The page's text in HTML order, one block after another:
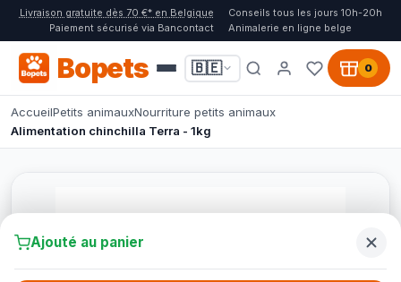
Livraison gratuite dès 70 €* en Belgique
Conseils tous les jours 10h-20h
Paiement sécurisé via Bancontact
Animalerie en ligne belge
Bopets 🇧🇪 0
AccueilPetits animauxNourriture petits animaux
Alimentation chinchilla Terra - 1kg
Ajouté au panier